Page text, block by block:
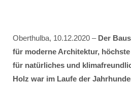
Oberthulba, 10.12.2020 – Der
für moderne Architektur,
für natürliches und
Holz war im Laufe der